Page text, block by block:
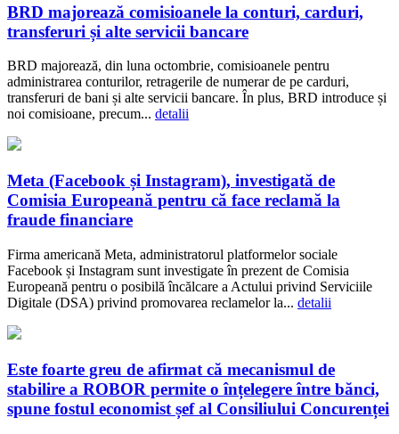
BRD majorează comisioanele la conturi, carduri,
transferuri și alte servicii bancare
BRD majorează, din luna octombrie, comisioanele pentru
administrarea conturilor, retragerile de numerar de pe carduri,
transferuri de bani și alte servicii bancare. În plus, BRD introduce și
noi comisioane, precum... detalii
Meta (Facebook și Instagram), investigată de
Comisia Europeană pentru că face reclamă la
fraude financiare
Firma americană Meta, administratorul platformelor sociale
Facebook și Instagram sunt investigate în prezent de Comisia
Europeană pentru o posibilă încălcare a Actului privind Serviciile
Digitale (DSA) privind promovarea reclamelor la... detalii
Este foarte greu de afirmat că mecanismul de
stabilire a ROBOR permite o înțelegere între bănci,
spune fostul economist șef al Consiliului Concurenței